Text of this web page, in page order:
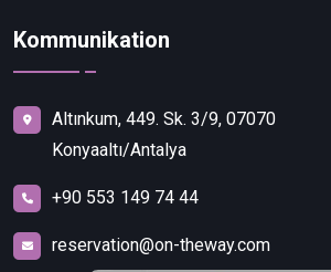
Kommunikation
Altınkum, 449. Sk. 3/9, 07070
Konyaaltı/Antalya
+90 553 149 74 44
reservation@on-theway.com